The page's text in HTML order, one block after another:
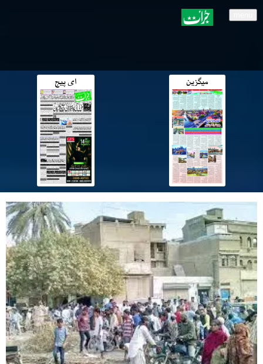
میگزین ای پیج